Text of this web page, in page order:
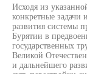
Исходя из
конкретные задачи
развития системы
Бурятии в
государственных
Великой
и дальнейшего